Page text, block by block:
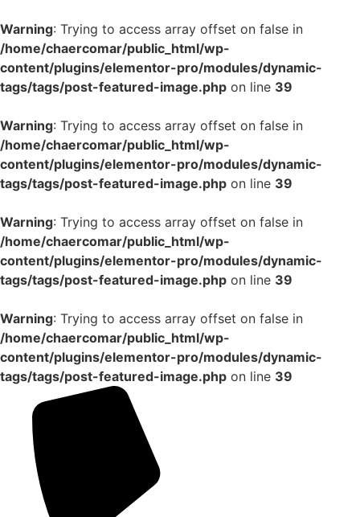
Warning: Trying to access array offset on false in
/home/chaercomar/public_html/wp-
content/plugins/elementor-pro/modules/dynamic-
tags/tags/post-featured-image.php on line 39
Warning: Trying to access array offset on false in
/home/chaercomar/public_html/wp-
content/plugins/elementor-pro/modules/dynamic-
tags/tags/post-featured-image.php on line 39
Warning: Trying to access array offset on false in
/home/chaercomar/public_html/wp-
content/plugins/elementor-pro/modules/dynamic-
tags/tags/post-featured-image.php on line 39
Warning: Trying to access array offset on false in
/home/chaercomar/public_html/wp-
content/plugins/elementor-pro/modules/dynamic-
tags/tags/post-featured-image.php on line 39
contenido